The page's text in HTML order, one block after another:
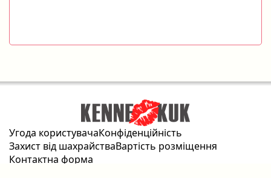
Угода користувачаКонфіденційність
Захист від шахрайстваВартість розміщення
Контактна форма